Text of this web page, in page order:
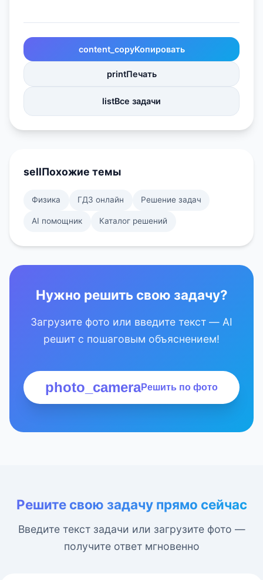
content_copyКопировать
printПечать
listВсе задачи
sellПохожие темы
Физика ГДЗ онлайн Решение задач
AI помощник Каталог решений
Нужно решить свою задачу?
Загрузите фото или введите текст — AI
решит с пошаговым объяснением!
photo_cameraРешить по фото
Решите свою задачу прямо сейчас
Введите текст задачи или загрузите фото —
получите ответ мгновенно